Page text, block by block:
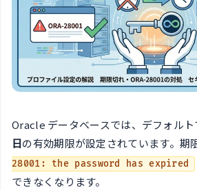
Oracle データベースでは、デフォル
日の有効期限が設定されています。期
28001: the password has expired
できなくなります。